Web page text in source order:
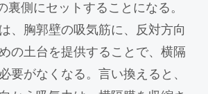
裏側にセットすることになる。
は、胸郭壁の吸気筋に、反対方向
の土台を提供することで、横隔
要がなくなる。言い換えると、